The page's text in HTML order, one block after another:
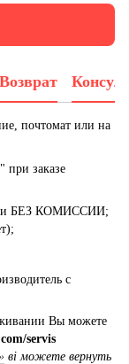
Возврат
почтомат или на
при заказе
БЕЗ КОМИССИИ;
с
Вы можете
servis
ві можете вернуть